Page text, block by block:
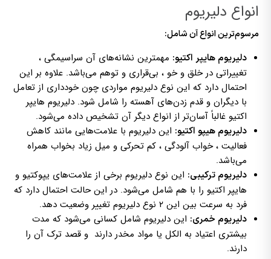
انواع دلیریوم
مرسوم‌ترین انواع آن شامل:
دلیریوم هایپر اکتیو: مهمترین نشانه‌های آن سراسیمگی ،
تغییراتی در خلق و خو ، بی‌قراری و توهم می‌باشد. علاوه بر این
احتمال دارد که این نوع دلیریوم مواردی چون خودداری از تعامل
با دیگران و قدم زدن‌های آهسته را شامل شود. دلیریوم هایپر
اکتیو غالباً آسان‌تر از انواع دیگر آن تشخیص داده می‌شود.
دلیریوم هیپو اکتیو: این دلیریوم با علامت‌هایی مانند کاهش
فعالیت ، خواب آلودگی ، کم تحرکی و میل زیاد بخواب همراه
می‌باشد.
دلیریوم ترکیبی: این نوع دلیریوم برخی از علامت‌های یپوکتیو و
هایپر اکتیو را با هم شامل می‌شود. در این حالت احتمال دارد که
فرد به سرعت بین این ۲ نوع دلیریوم تغییر وضعیت دهد.
دلیریوم خمری: این دلیریوم شامل کسانی می‌شود که مدت
بیشتری اعتیاد به الکل یا مواد مخدر دارند و قصد ترک آن را
دارند.